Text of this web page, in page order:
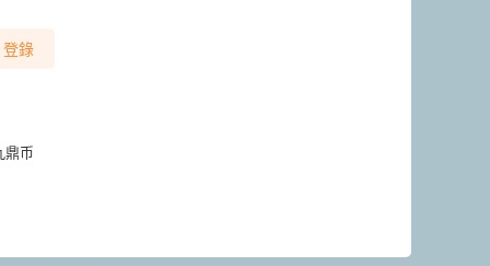
登錄
鼎币